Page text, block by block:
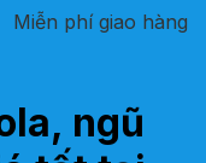
Miễn phí giao hàng
ngũ